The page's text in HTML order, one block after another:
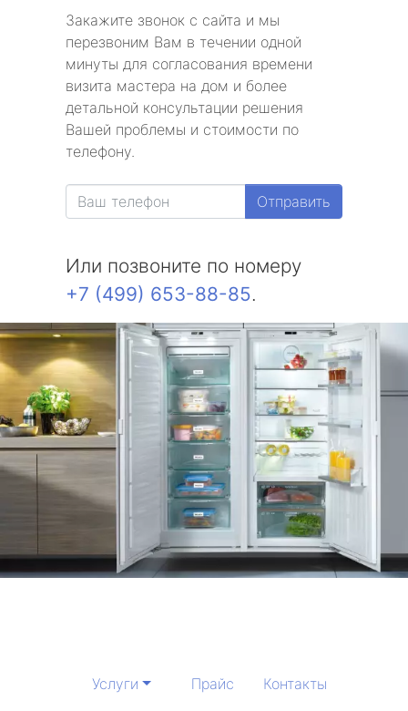
Закажите звонок с сайта и мы
перезвоним Вам в течении одной
минуты для согласования времени
визита мастера на дом и более
детальной консультации решения
Вашей проблемы и стоимости по
телефону.
Отправить
Или позвоните по номеру
+7 (499) 653-88-85.
Услуги Прайс
Контакты